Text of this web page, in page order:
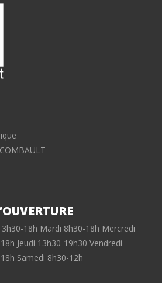
18h Mardi 8h30-18h Mercredi
Jeudi 13h30-19h30 Vendredi
Samedi 8h30-12h